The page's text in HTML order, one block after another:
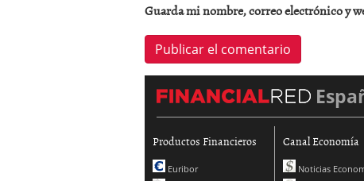
Guarda mi nombre, correo electrónico y
Productos Financieros
Euribor
Canal Economía
Noticias